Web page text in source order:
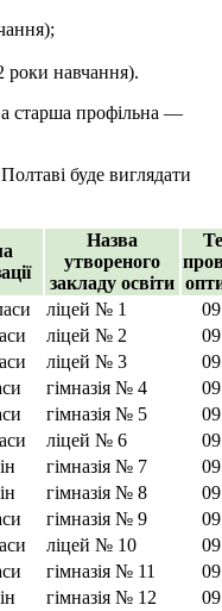
роки навчання).
а старша профільна —
буде виглядати
Назва
утвореного
закладу освіти
ліцей № 1
ліцей № 2
ліцей № 3
гімназія № 4
гімназія № 5
ліцей № 6
гімназія № 7
гімназія № 8
гімназія № 9
ліцей № 10
гімназія № 11
гімназія № 12